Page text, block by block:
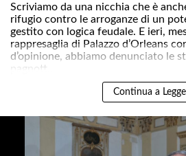
Scriviamo da una nicchia che è
rifugio contro le arroganze di un
gestito con logica feudale. E ieri,
rappresaglia di Palazzo d’Orleans
d’opinione, abbiamo denunciato le
pagnott..
Continua a